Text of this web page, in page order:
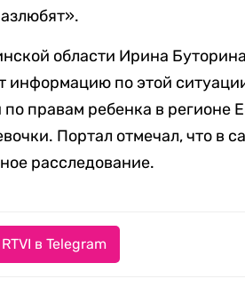
области Ирина Буторина
информацию по этой
правам ребенка в регионе
Портал отмечал, что в
расследование.
в Telegram